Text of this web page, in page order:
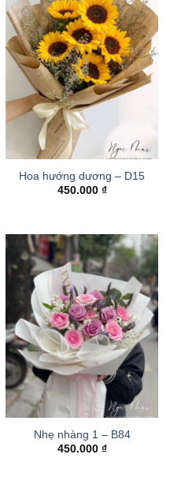
Hoa hướng dương – D15
450.000 ₫
Nhẹ nhàng 1 – B84
450.000 ₫